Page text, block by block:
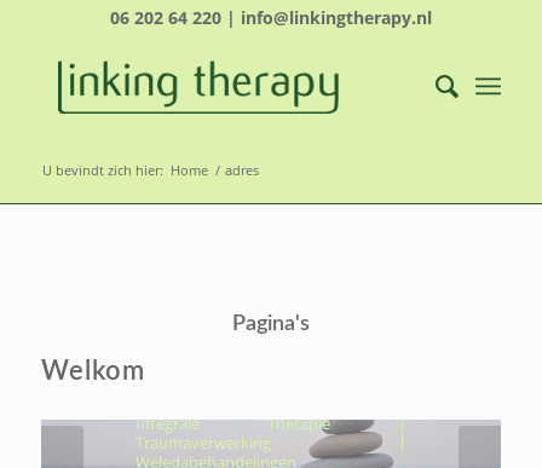
06 202 64 220 | info@linkingtherapy.nl
U bevindt zich hier: Home / adres
Pagina's
Welkom
ÉCHT NAAR JOUW
KERN, OM VOLUIT TE
LEVEN
Integrale Therapie |
Traumaverwerking |
Weledabehandelingen